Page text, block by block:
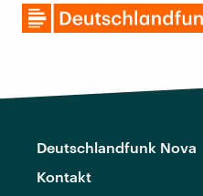
Deutschlandfunk Nova
Kontakt